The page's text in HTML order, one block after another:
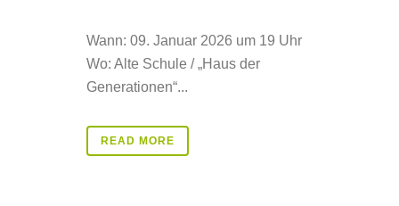
Wann: 09. Januar 2026 um 19 Uhr
Wo: Alte Schule / „Haus der
Generationen“...
READ MORE